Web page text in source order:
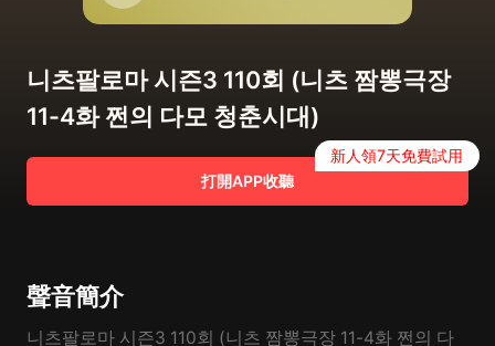
니츠팔로마 시즌3 110회 (니츠 짬뽕극장
11-4화 쩐의 다모 청춘시대)
打開APP收聽
新人領7天免費試用
聲音簡介
니츠팔로마 시즌3 110회 (니츠 짬뽕극장 11-4화 쩐의 다